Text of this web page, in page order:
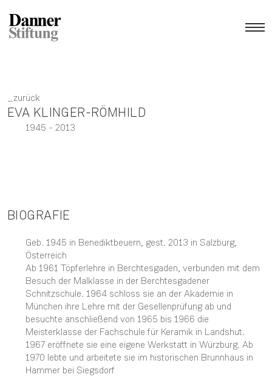
zurück
EVA KLINGER-RÖMHILD
1945 - 2013
BIOGRAFIE
Geb. 1945 in Benediktbeuern, gest. 2013 in Salzburg,
Österreich
Ab 1961 Töpferlehre in Berchtesgaden, verbunden mit dem
Besuch der Malklasse in der Berchtesgadener
Schnitzschule. 1964 schloss sie an der Akademie in
München ihre Lehre mit der Gesellenprüfung ab und
besuchte anschließend von 1965 bis 1966 die
Meisterklasse der Fachschule für Keramik in Landshut.
1967 eröffnete sie eine eigene Werkstatt in Würzburg. Ab
1970 lebte und arbeitete sie im historischen Brunnhaus in
Hammer bei Siegsdorf